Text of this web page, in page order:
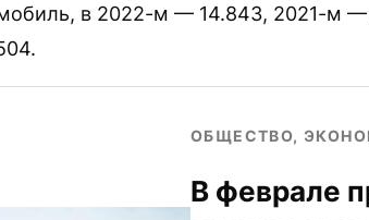
в 2022-м — 14.843, 2021-м
ОБЩЕСТВО,
В феврале